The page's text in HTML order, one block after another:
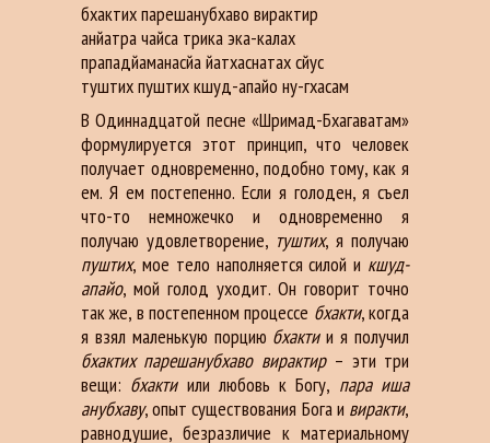
бхактих парешанубхаво вирактир
анйатра чайса трика эка-калах
прападйаманасйа йатхаснатах сйус
туштих пуштих кшуд-апайо ну-гхасам
В Одиннадцатой песне «Шримад-Бхагаватам»
формулируется этот принцип, что человек
получает одновременно, подобно тому, как я
ем. Я ем постепенно. Если я голоден, я съел
что-то немножечко и одновременно я
получаю удовлетворение, туштих, я получаю
пуштих, мое тело наполняется силой и кшуд-
апайо, мой голод уходит. Он говорит точно
так же, в постепенном процессе бхакти, когда
я взял маленькую порцию бхактии я получил
бхактих парешанубхаво вирактир– эти три
вещи: бхактиили любовь к Богу, пара иша
анубхаву, опыт существования Бога и виракти,
равнодушие, безразличие к материальному